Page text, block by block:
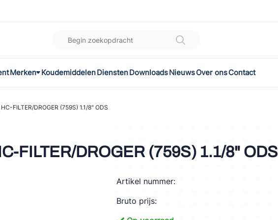
Merken
KoudemiddelenDienstenDownloadsNieuwsOver onsContact
FILTER/DROGER (759S) 1.1/8" ODS
FILTER/DROGER (759S) 1.1/8" ODS
Artikel nummer:
Bruto prijs: